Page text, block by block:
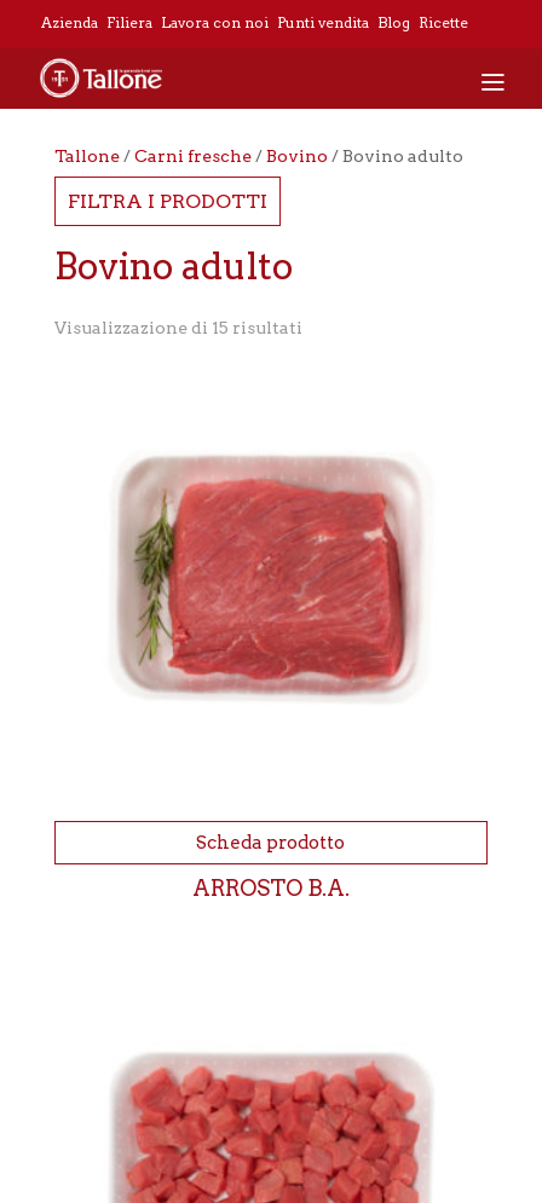
Azienda Filiera Lavora con noi Punti vendita Blog Ricette
Tallone/Carni fresche/Bovino / Bovino adulto
FILTRA I PRODOTTI
Bovino adulto
Visualizzazione di 15 risultati
Scheda prodotto
ARROSTO B.A.